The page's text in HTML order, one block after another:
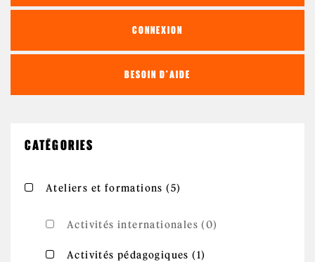
CONNEXION
BESOIN D'AIDE
CATÉGORIES
Apply Ateliers et formations filter
Ateliers et formations (5)
Activités internationales (0)
Apply Activités pédagogiques filter
Activités pédagogiques (1)